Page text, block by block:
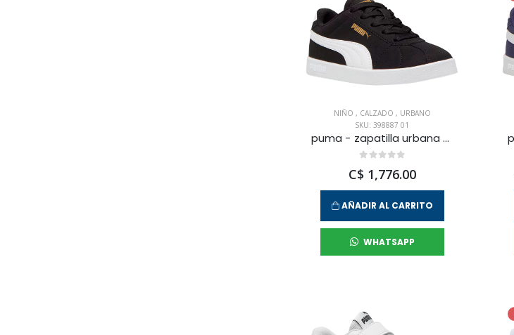
NIÑO , CALZADO , URBANO
SKU: 398887 01
puma - zapatilla urbana puma club ii ps para niño junior
C$ 1,776.00
AÑADIR AL CARRITO
WHATSAPP